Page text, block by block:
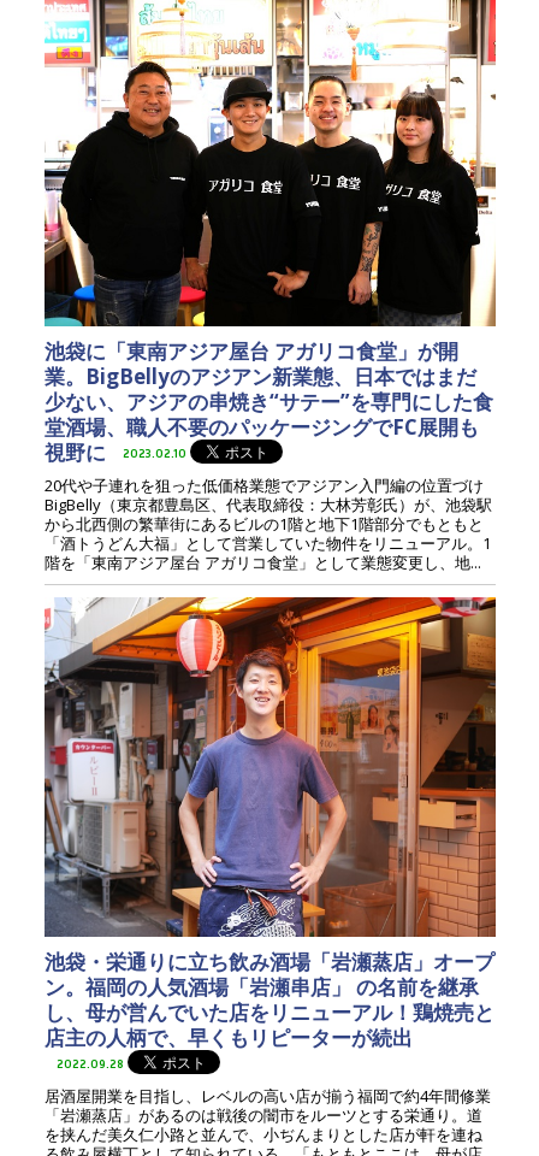
池袋に「東南アジア屋台 アガリコ食堂」が開
業。BigBellyのアジアン新業態、日本ではまだ
少ない、アジアの串焼き“サテー”を専門にした食
堂酒場、職人不要のパッケージングでFC展開も
視野に
2023.02.10
20代や子連れを狙った低価格業態でアジアン入門編の位置づけ
BigBelly（東京都豊島区、代表取締役：大林芳彰氏）が、池袋駅
から北西側の繁華街にあるビルの1階と地下1階部分でもともと
「酒トうどん大福」として営業していた物件をリニューアル。1
階を「東南アジア屋台 アガリコ食堂」として業態変更し、地...
池袋・栄通りに立ち飲み酒場「岩瀬蒸店」オープ
ン。福岡の人気酒場「岩瀬串店」 の名前を継承
し、母が営んでいた店をリニューアル！鶏焼売と
店主の人柄で、早くもリピーターが続出
2022.09.28
居酒屋開業を目指し、レベルの高い店が揃う福岡で約4年間修業
「岩瀬蒸店」があるのは戦後の闇市をルーツとする栄通り。道
を挟んだ美久仁小路と並んで、小ぢんまりとした店が軒を連ね